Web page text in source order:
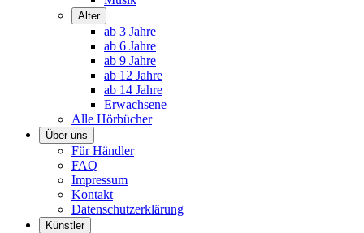
Alter
ab 3 Jahre
ab 6 Jahre
ab 9 Jahre
ab 12 Jahre
ab 14 Jahre
Erwachsene
Alle Hörbücher
Über uns
Für Händler
FAQ
Impressum
Kontakt
Datenschutzerklärung
Künstler